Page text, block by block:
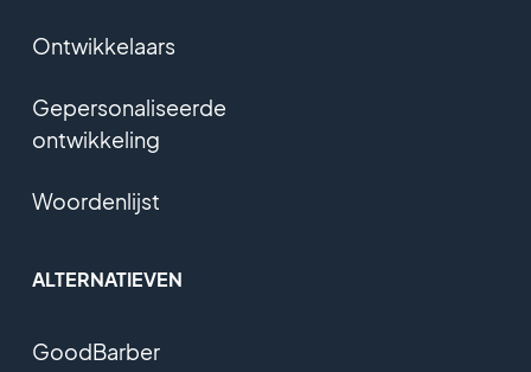
Ontwikkelaars
Gepersonaliseerde
ontwikkeling
Woordenlijst
ALTERNATIEVEN
GoodBarber